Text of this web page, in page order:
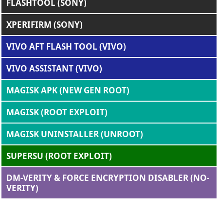
FLASHTOOL (SONY)
XPERIFIRM (SONY)
VIVO AFT FLASH TOOL (VIVO)
VIVO ASSISTANT (VIVO)
MAGISK APK (NEW GEN ROOT)
MAGISK (ROOT EXPLOIT)
MAGISK UNINSTALLER (UNROOT)
SUPERSU (ROOT EXPLOIT)
DM-VERITY & FORCE ENCRYPTION DISABLER (NO-
VERITY)